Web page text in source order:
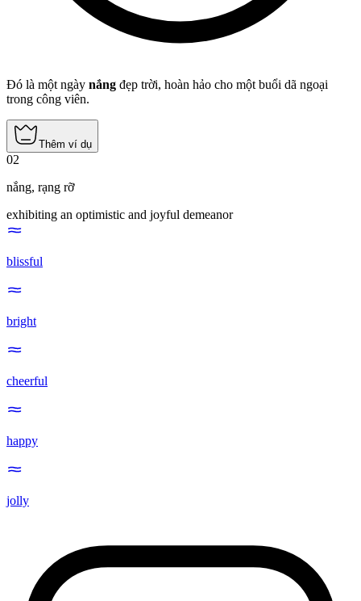
Đó là một ngày nắng đẹp trời, hoàn hảo cho một buổi dã ngoại
trong công viên.
Thêm ví dụ
02
nắng, rạng rỡ
exhibiting an optimistic and joyful demeanor
blissful
bright
cheerful
happy
jolly